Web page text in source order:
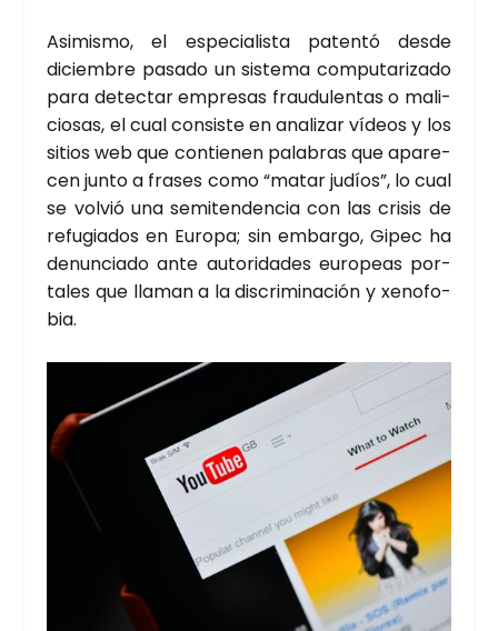
Asi­mis­mo, el espe­cia­lis­ta paten­tó des­de
diciem­bre pasa­do un sis­te­ma compu­tari­za­do
para detec­tar empre­sas frau­du­len­tas o mali­
cio­sas, el cual con­sis­te en ana­li­zar vídeos y los
sitios web que con­tie­nen pala­bras que apa­re­
cen jun­to a fra­ses como “matar judíos”, lo cual
se vol­vió una semi­ten­den­cia con las cri­sis de
refu­gia­dos en Euro­pa; sin embar­go, Gipec ha
denun­cia­do ante auto­ri­da­des euro­peas por­
ta­les que lla­man a la dis­cri­mi­na­ción y xeno­fo­
bia.